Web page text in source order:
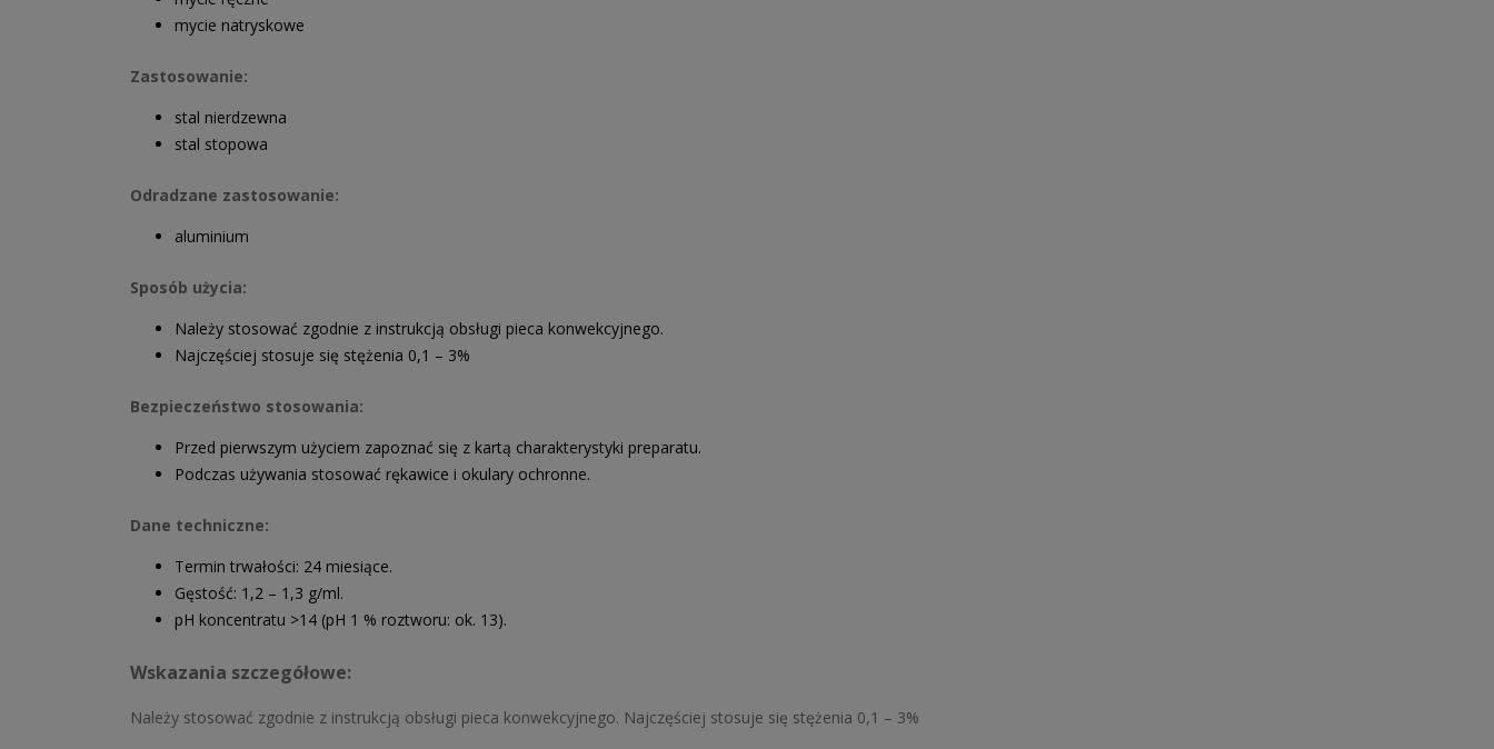
mycie natryskowe
Zastosowanie:
stal nierdzewna
stal stopowa
Odradzane zastosowanie:
aluminium
Sposób użycia:
Należy stosować zgodnie z instrukcją obsługi pieca konwekcyjnego.
Najczęściej stosuje się stężenia 0,1 – 3%
Bezpieczeństwo stosowania:
Przed pierwszym użyciem zapoznać się z kartą charakterystyki preparatu.
Podczas używania stosować rękawice i okulary ochronne.
Dane techniczne:
Termin trwałości: 24 miesiące.
Gęstość: 1,2 – 1,3 g/ml.
pH koncentratu >14 (pH 1 % roztworu: ok. 13).
Wskazania szczegółowe:
Należy stosować zgodnie z instrukcją obsługi pieca konwekcyjnego. Najczęściej stosuje się stężenia 0,1 – 3%